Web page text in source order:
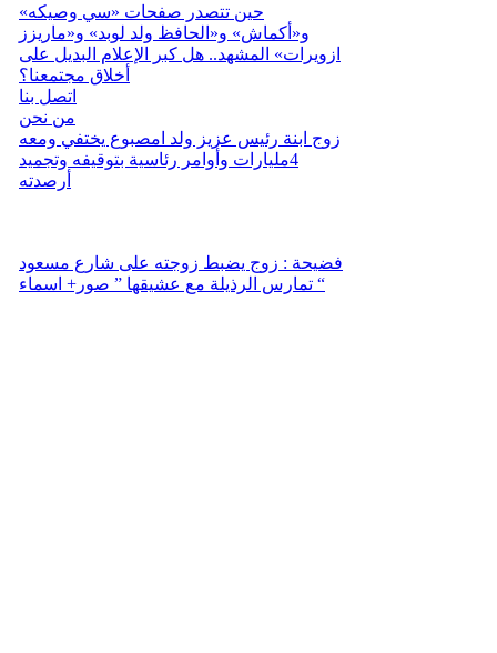
حين تتصدر صفحات «سي وصيكه»
و«أكماش» و«الحافظ ولد لوبد» و«ماريزز
ازويرات» المشهد.. هل كبر الإعلام البديل على
أخلاق مجتمعنا؟
اتصل بنا
من نحن
زوج ابنة رئيس عزيز ولد امصبوع يختفي ومعه
4مليارات وأوامر رئاسية بتوقيفه وتجميد
أرصدته
فضيحة : زوج يضبط زوجته على شارع مسعود
تمارس الرذيلة مع عشيقها ” صور+ اسماء “